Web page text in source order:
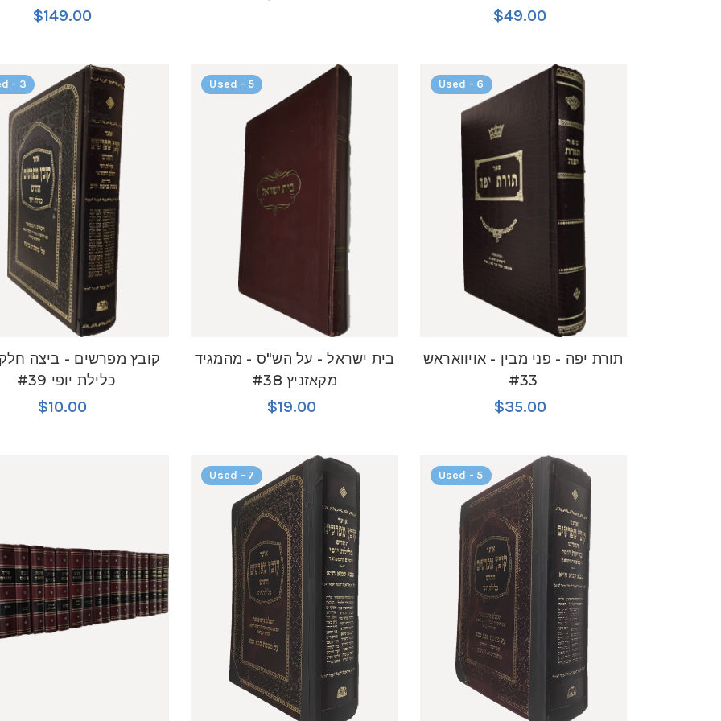
$149.00 $49.00
- 3
קובץ מפרשים - ביצה
כלילת יופי #39
$10.00
Used - 5
בית ישראל - על הש"ס - מהמגיד
מקאזניץ #38
$19.00
Used - 6
תורת יפה - פני מבין - אויוואראש
#33
$35.00
Used - 7 Used - 5